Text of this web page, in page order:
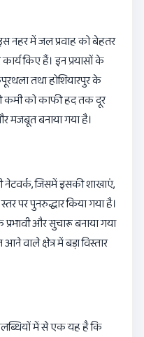
नहर में जल प्रवाह को बेहतर
किए हैं। इन प्रयासों के
तथा होशियारपुर के
कमी को काफी हद तक दूर
मजबूत बनाया गया है।
नेटवर्क, जिसमें इसकी शाखाएं,
पर पुनरुद्धार किया गया है।
और सुचारू बनाया गया
वाले क्षेत्र में बड़ा विस्तार
में से एक यह है कि